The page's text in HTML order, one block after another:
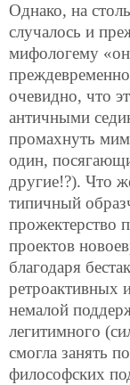
Однако, на
случалось и
мифологему
очевидно, что
античными
промахнуть
один,
другие!?). Что
типичный
прожектерство
проектов
благодаря
ретроактивных
немалой
легитимного
смогла занять
философских